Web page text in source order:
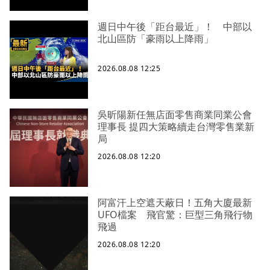
週日中午後「距台最近」！ 中部以
北山區防「豪雨以上降雨」
2026.08.08 12:25
吳昕陽新任無店面零售商業同業公會
理事長 提四大策略續走台灣零售業新
局
2026.08.08 12:20
阿富汗上空遮天蔽日！五角大廈最新
UFO檔案 飛官驚：巨型三角飛行物
飛過
2026.08.08 12:20